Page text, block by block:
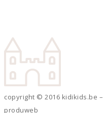
copyright © 2016 kidikids.be –
produweb